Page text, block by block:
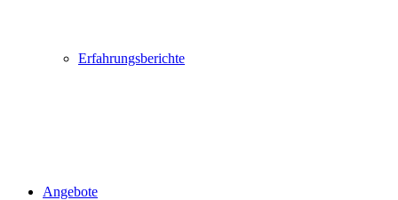
Erfahrungsberichte
Angebote